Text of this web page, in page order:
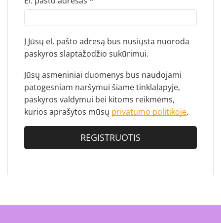
Į Jūsų el. pašto adresą bus nusiųsta nuoroda
paskyros slaptažodžio sukūrimui.
Jūsų asmeniniai duomenys bus naudojami
patogesniam naršymui šiame tinklalapyje,
paskyros valdymui bei kitoms reikmėms,
kurios aprašytos mūsų privatumo politikoje.
REGISTRUOTIS